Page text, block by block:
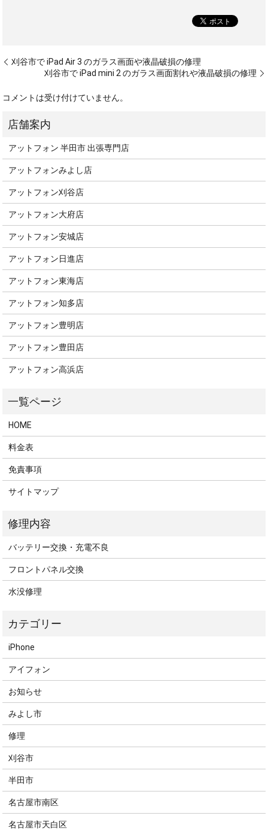
刈谷市で iPad Air 3 のガラス画面や液晶破損の修理
刈谷市で iPad mini 2 のガラス画面割れや液晶破損の修理
コメントは受け付けていません。
アットフォン 半田市 出張専門店
アットフォンみよし店
アットフォン刈谷店
アットフォン大府店
アットフォン安城店
アットフォン日進店
アットフォン東海店
アットフォン知多店
アットフォン豊明店
アットフォン豊田店
アットフォン高浜店
HOME
料金表
免責事項
サイトマップ
バッテリー交換・充電不良
フロントパネル交換
水没修理
iPhone
アイフォン
お知らせ
みよし市
修理
刈谷市
半田市
名古屋市南区
名古屋市天白区